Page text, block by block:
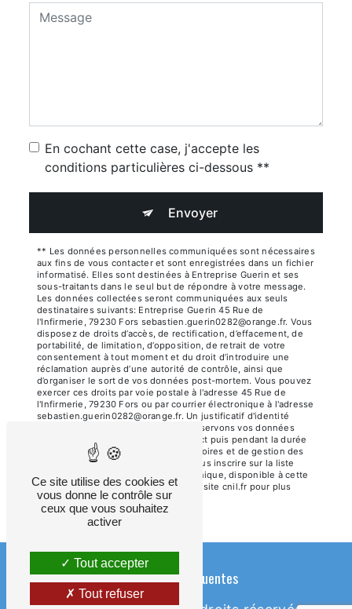
En cochant cette case, j'accepte les
conditions particulières ci-dessous **
Envoyer
** Les données personnelles communiquées sont nécessaires
aux fins de vous contacter et sont enregistrées dans un fichier
informatisé. Elles sont destinées à Entreprise Guerin et ses
sous-traitants dans le seul but de répondre à votre message.
Les données collectées seront communiquées aux seuls
destinataires suivants: Entreprise Guerin 45 Rue de
l'Infirmerie, 79230 Fors sebastien.guerin0282@orange.fr. Vous
disposez de droits d’accès, de rectification, d’effacement, de
portabilité, de limitation, d’opposition, de retrait de votre
consentement à tout moment et du droit d’introduire une
réclamation auprès d’une autorité de contrôle, ainsi que
d’organiser le sort de vos données post-mortem. Vous pouvez
exercer ces droits par voie postale à l'adresse 45 Rue de
l'Infirmerie, 79230 Fors ou par courrier électronique à l'adresse
sebastien.guerin0282@orange.fr. Un justificatif d'identité
pourra vous être demandé. Nous conservons vos données
pendant la période de prise de contact puis pendant la durée
de prescription légale aux fins probatoires et de gestion des
contentieux. Vous avez le droit de vous inscrire sur la liste
d'opposition au démarchage téléphonique, disponible à cette
adresse: Bloctel.gouv.fr. Consultez le site cnil.fr pour plus
d’informations sur vos droits.
Recherches fréquentes
Ce site utilise des cookies et
vous donne le contrôle sur
ceux que vous souhaitez
activer
Tout accepter
Tout refuser